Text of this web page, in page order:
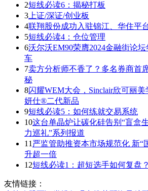
2短线必读6：揭秘打板
3 上证/深证/创业板
4联翔股份成功入驻锦江、华住平
5短线必读4：仓位管理
6沃尔沃EM90荣膺2024金融街论
车
7卖方分析师不香了？多名券商首
秘
8闪耀WEM大会，Sinclair欣可丽
妍仕®二代新品
9短线必读5：如何练就交易系统
10这台单晶炉让碳化硅告别“盲盒
力巡礼”系列报道
11 严监管助推资本市场规范化 新“
升超一倍
12短线必读1：超短选手如何复盘？
友情链接：